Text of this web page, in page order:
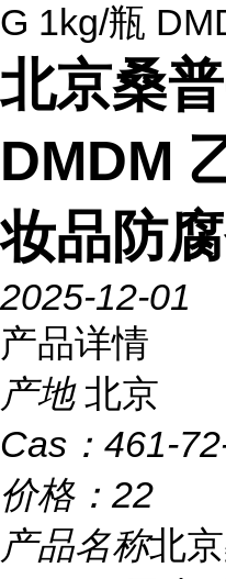
G 1kg/瓶
北京桑
DMDM
妆品防
2025-12-01
产品详情
产地 北京
Cas： 461-
价格： 22
产品名称北